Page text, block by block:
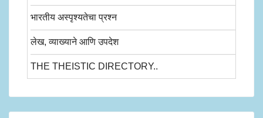
भारतीय अस्पृश्यतेचा प्रश्न
लेख, व्याख्याने आणि उपदेश
THE THEISTIC DIRECTORY..